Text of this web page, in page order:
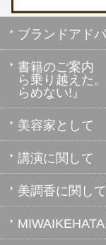
ブランドアド
書籍のご案内
ら乗り越えた
らめない!』
美容家として
講演に関して
美調香に関して